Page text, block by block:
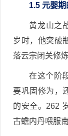
1.5 元婴期
黄龙山之
岁时，他突破
落云宗闭关修
在这个阶
要巩固修为，
的安全。262
古蟾内丹喂服